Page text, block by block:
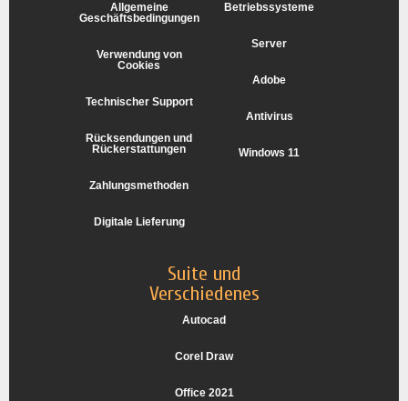
Allgemeine
Geschäftsbedingungen
Verwendung von
Cookies
Technischer Support
Rücksendungen und
Rückerstattungen
Zahlungsmethoden
Digitale Lieferung
Betriebssysteme
Server
Adobe
Antivirus
Windows 11
Suite und
Verschiedenes
Autocad
Corel Draw
Office 2021